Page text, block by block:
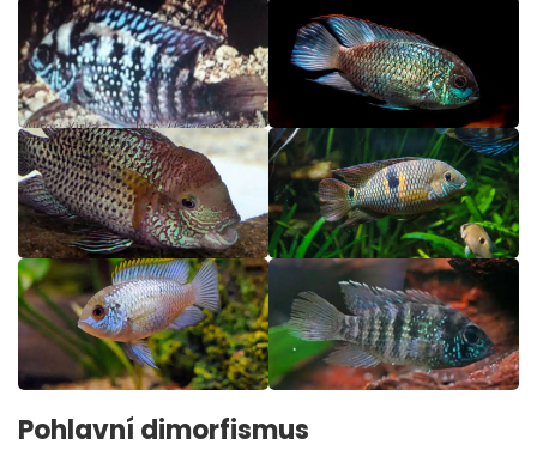
Pohlavní dimorfismus